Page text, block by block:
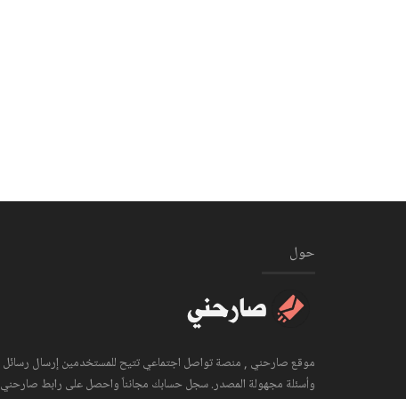
حول
موقع صارحني , منصة تواصل اجتماعي تتيح للمستخدمين إرسال رسائل
وأسئلة مجهولة المصدر. سجل حسابك مجانناً واحصل على رابط صارحني